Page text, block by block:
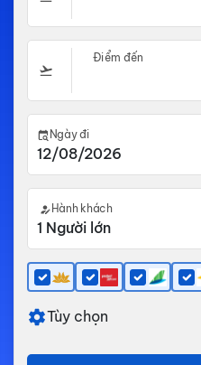
Điểm đến
Ngày đi
Hành khách
Tùy chọn